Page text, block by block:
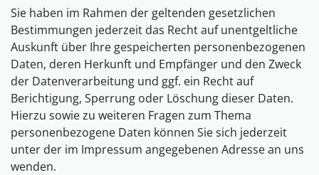
Sie haben im Rahmen der geltenden gesetzlichen
Bestimmungen jederzeit das Recht auf unentgeltliche
Auskunft über Ihre gespeicherten personenbezogenen
Daten, deren Herkunft und Empfänger und den Zweck
der Datenverarbeitung und ggf. ein Recht auf
Berichtigung, Sperrung oder Löschung dieser Daten.
Hierzu sowie zu weiteren Fragen zum Thema
personenbezogene Daten können Sie sich jederzeit
unter der im Impressum angegebenen Adresse an uns
wenden.